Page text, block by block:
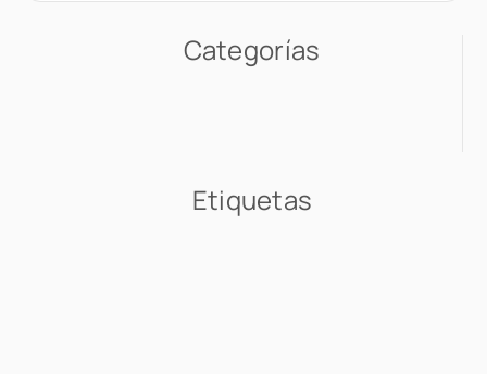
Categorías
Etiquetas